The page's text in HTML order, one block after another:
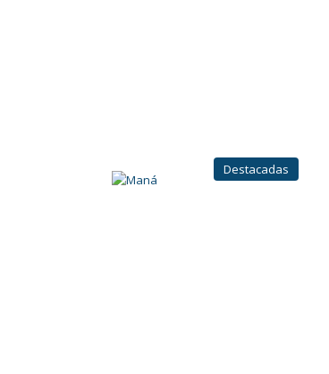
Destacadas